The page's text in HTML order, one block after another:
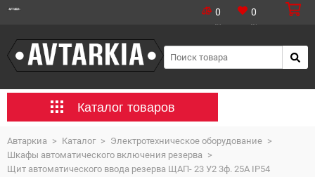
0 0
Каталог товаров
Автаркиа > Каталог > Электротехническое оборудование >
Шкафы автоматического включения резерва >
Щит автоматического ввода резерва ЩАП- 23 У2 3ф. 25А IP54